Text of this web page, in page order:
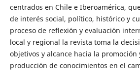
centrados en Chile e Iberoamérica,
de interés social, político, histórico y
proceso de reflexión y evaluación
local y regional la revista toma la
objetivos y alcance hacia la
producción de conocimientos en el